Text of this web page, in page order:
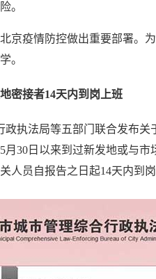
。
疫情防控做出重要部署。
。
接者14天内到岗上班
执法局等五部门联合发布关
30日以来到过新发地或与
人员自报告之日起14天内到岗